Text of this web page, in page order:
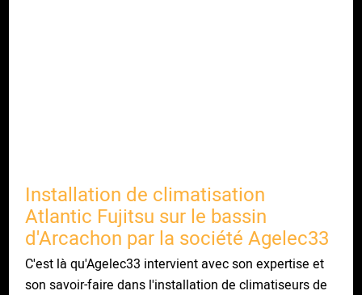
Installation de climatisation
Atlantic Fujitsu sur le bassin
d'Arcachon par la société Agelec33
C'est là qu'Agelec33 intervient avec son expertise et
son savoir-faire dans l'installation de climatiseurs de